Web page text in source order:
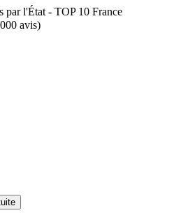
par l'État - TOP 10 France
avis)